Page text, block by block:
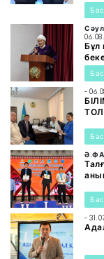
Бұл
-
-